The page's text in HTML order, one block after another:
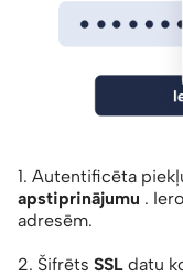
1. Autentificēta
apstiprinājumu .
adresēm.
2. Šifrēts SSL datu